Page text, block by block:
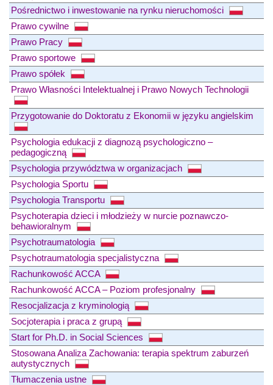
Pośrednictwo i inwestowanie na rynku nieruchomości
Prawo cywilne
Prawo Pracy
Prawo sportowe
Prawo spółek
Prawo Własności Intelektualnej i Prawo Nowych Technologii
Przygotowanie do Doktoratu z Ekonomii w języku angielskim
Psychologia edukacji z diagnozą psychologiczno –
pedagogiczną
Psychologia przywództwa w organizacjach
Psychologia Sportu
Psychologia Transportu
Psychoterapia dzieci i młodzieży w nurcie poznawczo-
behawioralnym
Psychotraumatologia
Psychotraumatologia specjalistyczna
Rachunkowość ACCA
Rachunkowość ACCA – Poziom profesjonalny
Resocjalizacja z kryminologią
Socjoterapia i praca z grupą
Start for Ph.D. in Social Sciences
Stosowana Analiza Zachowania: terapia spektrum zaburzeń
autystycznych
Tłumaczenia ustne